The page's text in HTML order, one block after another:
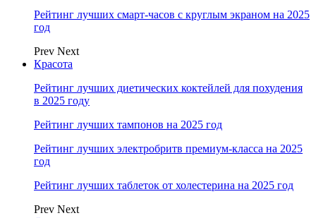
Рейтинг лучших смарт-часов с круглым экраном на 2025
год
Prev Next
Красота
Рейтинг лучших диетических коктейлей для похудения
в 2025 году
Рейтинг лучших тампонов на 2025 год
Рейтинг лучших электробритв премиум-класса на 2025
год
Рейтинг лучших таблеток от холестерина на 2025 год
Prev Next